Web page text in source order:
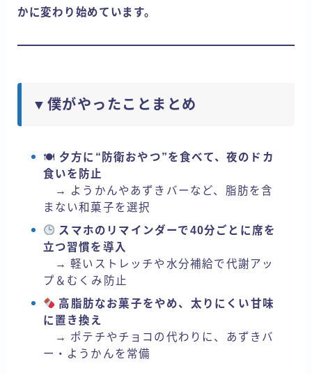
かに変わり始めています。
▼僕がやったことまとめ
🍽 夕方に“防衛おやつ”を食べて、夜のドカ
食いを防止
→ ようかんやあずきバーなど、脂肪を含
まない和菓子を選択
スマホのリマインダーで40分ごとに席を
立つ習慣を導入
→ 軽いストレッチや水分補給で代謝アッ
プ＆むくみ防止
高脂肪なお菓子をやめ、太りにくい甘味
に置き換え
→ ポテチやチョコの代わりに、あずきバ
ー・ようかんを常備